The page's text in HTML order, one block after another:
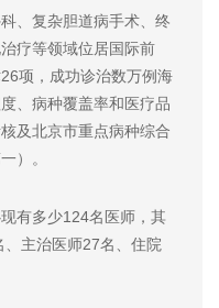
、复杂胆道病手术、终
疗等领域位居国际前
项，成功诊治数万例海
、病种覆盖率和医疗品
及北京市重点病种综合
）。
有多少124名医师，其
主治医师27名、住院